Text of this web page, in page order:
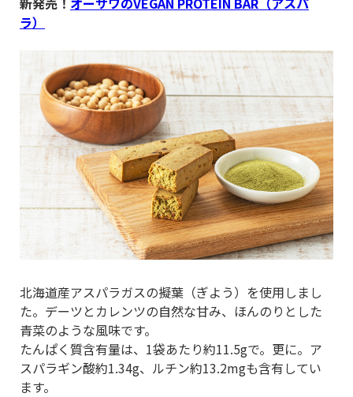
ラ）
北海道産アスパラガスの擬葉（ぎよう）を使用しまし
た。デーツとカレンツの自然な甘み、ほんのりとした
青菜のような風味です。
たんぱく質含有量は、1袋あたり約11.5gで。更に。ア
スパラギン酸約1.34g、ルチン約13.2mgも含有してい
ます。